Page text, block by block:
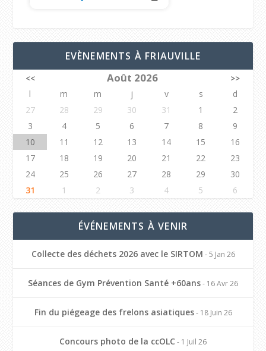
EVÈNEMENTS À FRIAUVILLE
<< Août 2026
>>
l
m m j v s
d
27
28 29 30 31 1
2
3
4 5 6 7 8
9
10
11 12 13 14 15
16
17
18 19 20 21 22
23
24
25 26 27 28 29
30
31
1 2 3 4 5 6
ÉVÉNEMENTS À VENIR
Collecte des déchets 2026 avec le SIRTOM - 5 Jan 26
Séances de Gym Prévention Santé +60ans- 16 Avr 26
Fin du piégeage des frelons asiatiques- 18 Juin 26
Concours photo de la ccOLC - 1 Juil 26